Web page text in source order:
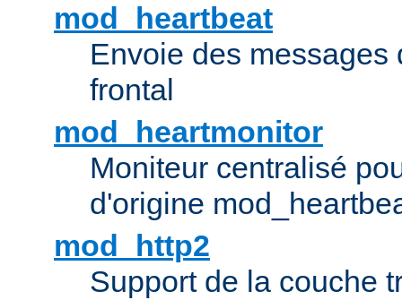
mod_heartbeat
Envoie des messages
frontal
mod_heartmonitor
Moniteur centralisé
d'origine
mod_http2
Support de la couche